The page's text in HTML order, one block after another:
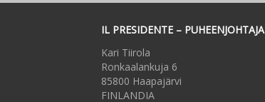
IL PRESIDENTE – PUHEENJOHTAJA
Kari Tiirola
Ronkaalankuja 6
85800 Haapajärvi
FINLANDIA